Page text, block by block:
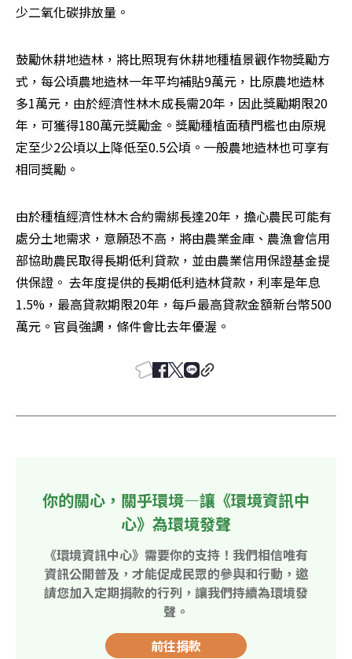
少二氧化碳排放量。
鼓勵休耕地造林，將比照現有休耕地種植景觀作物獎勵方
式，每公頃農地造林一年平均補貼9萬元，比原農地造林
多1萬元，由於經濟性林木成長需20年，因此獎勵期限20
年，可獲得180萬元獎勵金。獎勵種植面積門檻也由原規
定至少2公頃以上降低至0.5公頃。一般農地造林也可享有
相同獎勵。
由於種植經濟性林木合約需綁長達20年，擔心農民可能有
處分土地需求，意願恐不高，將由農業金庫、農漁會信用
部協助農民取得長期低利貸款，並由農業信用保證基金提
供保證。 去年度提供的長期低利造林貸款，利率是年息
1.5%，最高貸款期限20年，每戶最高貸款金額新台幣500
萬元。官員強調，條件會比去年優渥。
你的關心，關乎環境—讓《環境資訊中
心》為環境發聲
《環境資訊中心》需要你的支持！我們相信唯有
資訊公開普及，才能促成民眾的參與和行動，邀
請您加入定期捐款的行列，讓我們持續為環境發
聲。
前往捐款